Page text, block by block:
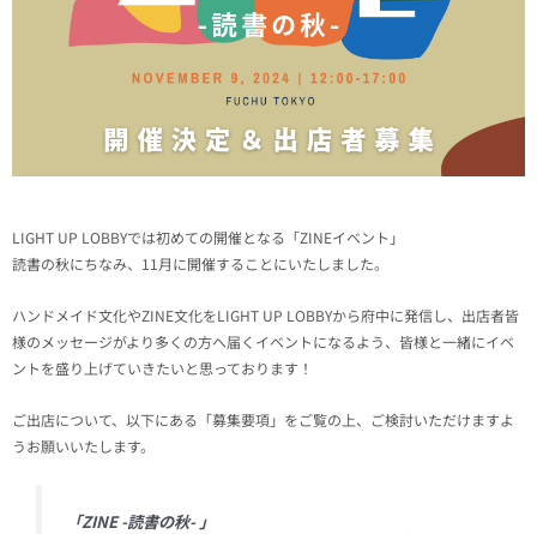
LIGHT UP LOBBYでは初めての開催となる「ZINEイベント」
読書の秋にちなみ、11月に開催することにいたしました。
ハンドメイド文化やZINE文化をLIGHT UP LOBBYから府中に発信し、出店者皆
様のメッセージがより多くの方へ届くイベントになるよう、皆様と一緒にイベ
ントを盛り上げていきたいと思っております！
ご出店について、以下にある「募集要項」をご覧の上、ご検討いただけますよ
うお願いいたします。
「ZINE -読書の秋- 」